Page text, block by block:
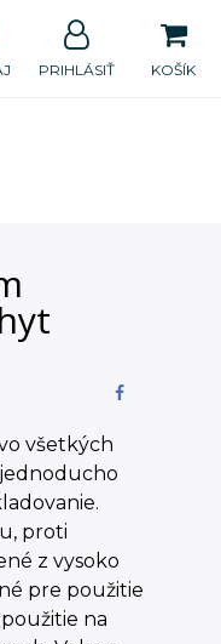
KOŠÍK
PRIHLÁSIŤ
všetkých
proti
z vysoko
pre použitie
na